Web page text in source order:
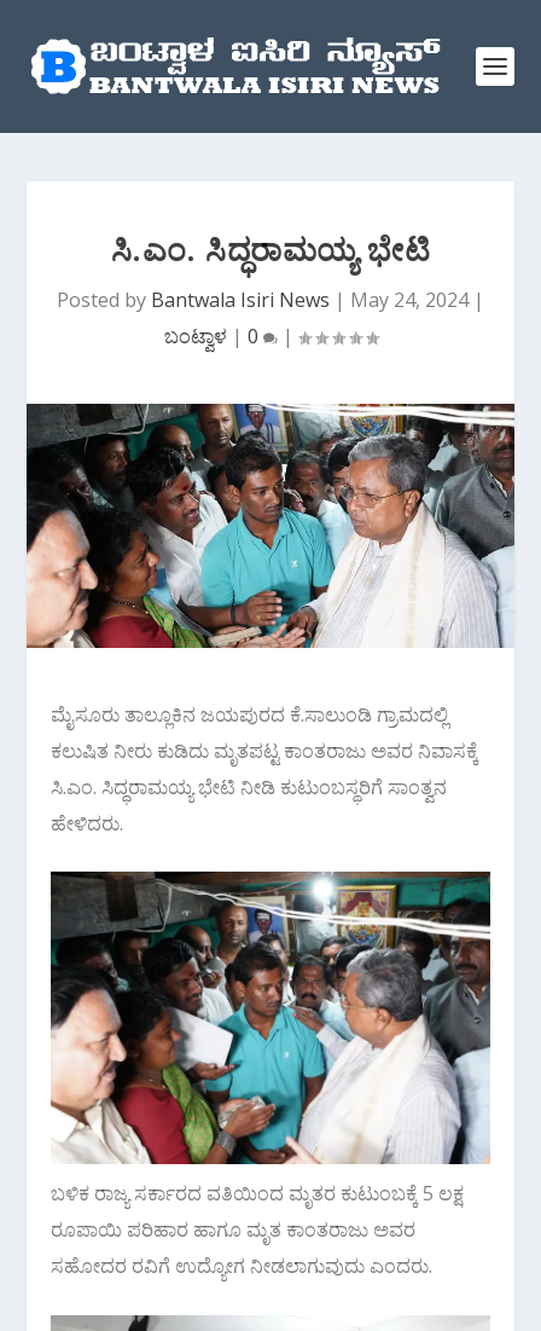
ಸಿ.ಎಂ. ಸಿದ್ಧರಾಮಯ್ಯ ಭೇಟಿ
Posted by Bantwala Isiri News | May 24, 2024|
ಬಂಟ್ವಾಳ | 0 |
ಮೈಸೂರು ತಾಲ್ಲೂಕಿನ‌ ಜಯಪುರದ ಕೆ.ಸಾಲುಂಡಿ ಗ್ರಾಮದಲ್ಲಿ
ಕಲುಷಿತ ನೀರು ಕುಡಿದು ಮೃತಪಟ್ಟ ಕಾಂತರಾಜು ಅವರ ನಿವಾಸಕ್ಕೆ
ಸಿ.ಎಂ. ಸಿದ್ಧರಾಮಯ್ಯ ಭೇಟಿ ನೀಡಿ ಕುಟುಂಬಸ್ಥರಿಗೆ ಸಾಂತ್ವನ
ಹೇಳಿದರು.
ಬಳಿಕ ರಾಜ್ಯ ಸರ್ಕಾರದ ವತಿಯಿಂದ ಮೃತರ ಕುಟುಂಬಕ್ಕೆ 5 ಲಕ್ಷ
ರೂಪಾಯಿ ಪರಿಹಾರ ಹಾಗೂ ಮೃತ ಕಾಂತರಾಜು ಅವರ
ಸಹೋದರ ರವಿಗೆ ಉದ್ಯೋಗ ನೀಡಲಾಗುವುದು ಎಂದರು.